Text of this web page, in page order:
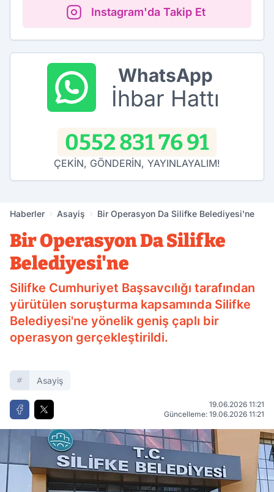
Instagram'da Takip Et
WhatsApp
İhbar Hattı
0552 831 76 91
ÇEKİN, GÖNDERİN, YAYINLAYALIM!
Haberler Asayiş Bir Operasyon Da Silifke Belediyesi'ne
Bir Operasyon Da Silifke
Belediyesi'ne
Silifke Cumhuriyet Başsavcılığı tarafından
yürütülen soruşturma kapsamında Silifke
Belediyesi'ne yönelik geniş çaplı bir
operasyon gerçekleştirildi.
Asayiş
19.06.2026 11:21
Güncelleme: 19.06.2026 11:21